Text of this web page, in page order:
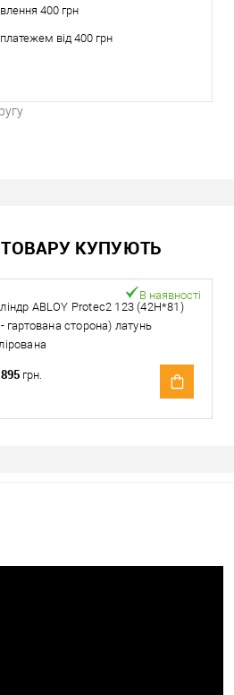
400 грн
від 400 грн
КУПУЮТЬ
ABLOY Protec2 123 (42H*81)
гартована сторона) латунь
В наявності
грн.